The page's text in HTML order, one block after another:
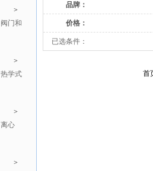
>
阀门和
>
热学式
>
离心
>
品牌：
价格：
已选条件：
首